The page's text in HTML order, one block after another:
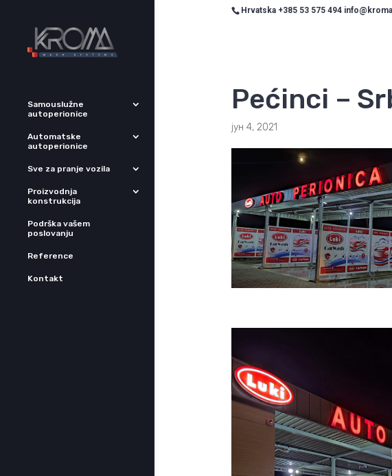
Hrvatska +385 53 575 494
Samouslužne
autoperionice
Automatske
autoperionice
Sve za pranje vozila
Proizvodnja
konstrukcija
Podrška vašem
poslovanju
Reference
Kontakt
Pećinci –
јун 4, 2021